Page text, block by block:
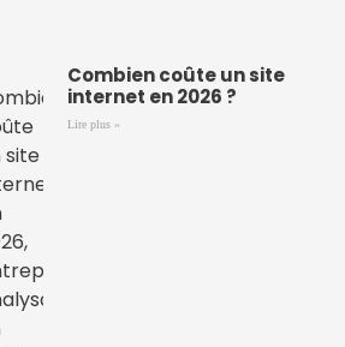
Combien coûte un site
internet en 2026 ?
Lire plus »